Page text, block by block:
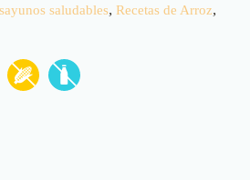
saludables, Recetas de Arroz,